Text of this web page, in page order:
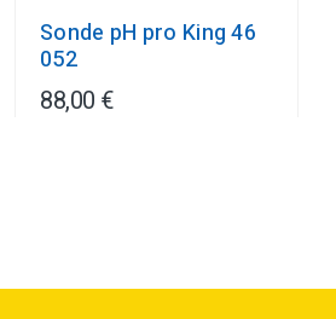
Sonde pH pro King 46
052
88,00 €